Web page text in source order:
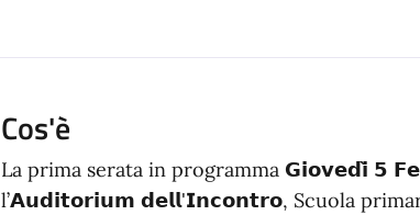
Cos'è
La prima serata in programma 𝗚𝗶𝗼𝘃𝗲𝗱𝗶̀ 𝟱
l’𝗔𝘂𝗱𝗶𝘁𝗼𝗿𝗶𝘂𝗺 𝗱𝗲𝗹𝗹'𝗜𝗻𝗰𝗼𝗻𝘁𝗿𝗼, Scuola